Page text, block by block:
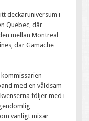
deckaruniversum i
Quebec, där
mellan Montreal
där Gamache
med en våldsam
följer med i
vanligt mixar